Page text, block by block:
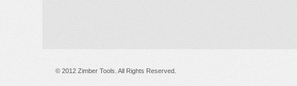
© 2012 Zimber Tools. All Rights Reserved.